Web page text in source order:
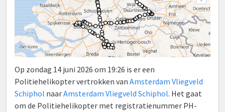
Op zondag 14 juni 2026 om 19:26 is er een
Politiehelikopter vertrokken van Amsterdam Vliegveld
Schiphol naarAmsterdam Vliegveld Schiphol. Het gaat
om de Politiehelikopter met registratienummer PH-